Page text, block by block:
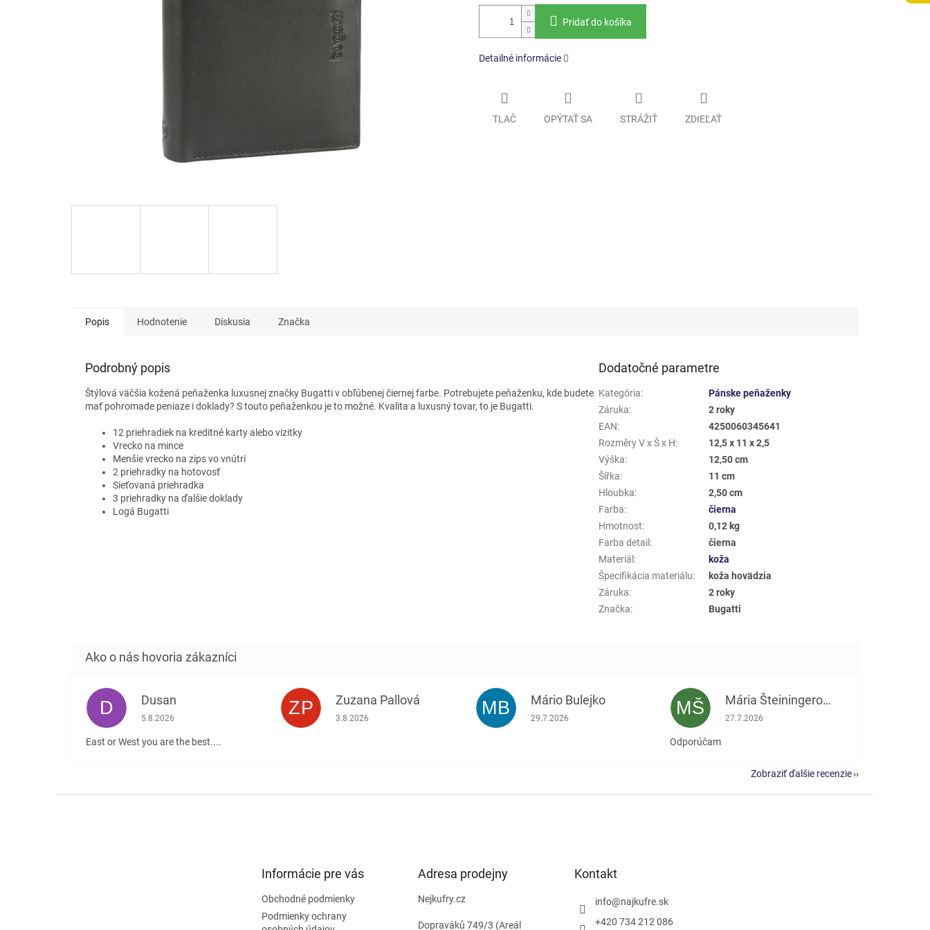
Pridať do košíka
Detailné informácie
TLAČ OPÝTAŤ SA STRÁŽIŤ ZDIEĽAŤ
Popis Hodnotenie Diskusia Značka
Podrobný popis
Štýlová väčšia kožená peňaženka luxusnej značky Bugatti v obľúbenej čiernej farbe. Potrebujete peňaženku, kde budete
mať pohromade peniaze i doklady? S touto peňaženkou je to možné. Kvalita a luxusný tovar, to je Bugatti.
12 priehradiek na kreditné karty alebo vizitky
Vrecko na mince
Menšie vrecko na zips vo vnútri
2 priehradky na hotovosť
Sieťovaná priehradka
3 priehradky na ďalšie doklady
Logá Bugatti
Dodatočné parametre
Kategória:
Pánske peňaženky
Záruka:
2 roky
EAN:
4250060345641
Rozměry V x Š x H:
12,5 x 11 x 2,5
Výška:
12,50 cm
Šířka:
11 cm
Hloubka:
2,50 cm
Farba:
čierna
Hmotnost:
0,12 kg
Farba detail :
čierna
Materiál :
koža
Špecifikácia materiálu:
koža hovädzia
Záruka:
2 roky
Značka: Bugatti
D Dusan
Hodnotenie obchodu je 5 z 5 hviezdičiek.
5.8.2026
East or West you are the best....
ZP Zuzana Pallová
Hodnotenie obchodu je 5 z 5 hviezdičiek.
3.8.2026 MB Mário Bulejko
Hodnotenie obchodu je 5 z 5 hviezdičiek.
29.7.2026 MŠ Mária Šteiningerová
Hodnotenie obchodu je 5 z 5 hviezdičiek.
27.7.2026
Odporúčam
Zobraziť ďalšie recenzie
Informácie pre vás
Obchodné podmienky
Podmienky ochrany
Adresa prodejny
Nejkufry.cz
Dopraváků 749/3 (Areál
Kontakt
info@najkufre.sk
+420 734 212 086